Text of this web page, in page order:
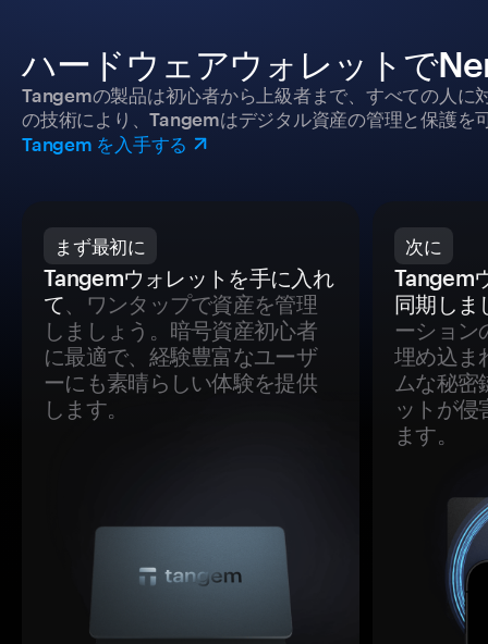
ハードウェアウォレットで
Tangemの製品は初心者から上級者まで、すべての人に
の技術により、Tangemはデジタル資産の管理と保護を
Tangem を入手する
まず最初に
Tangemウォレットを手に入れ
て、ワンタップで資産を管理
しましょう。暗号資産初心者
に最適で、経験豊富なユーザ
ーにも素晴らしい体験を提供
します。
次に
Tangem
同期しま
ーション
埋め込ま
ムな秘密
ットが侵
ます。